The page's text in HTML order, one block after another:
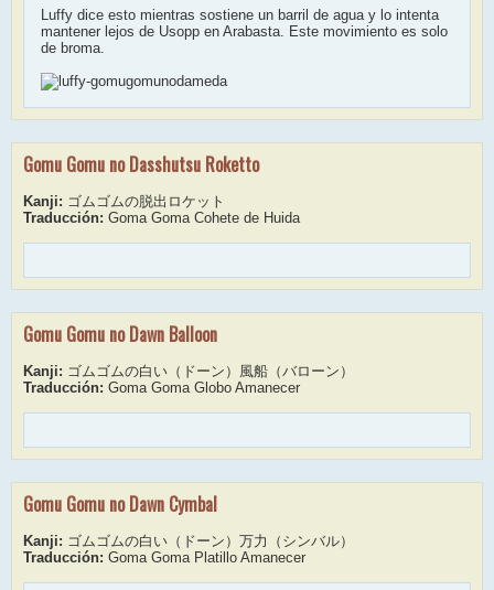
Luffy dice esto mientras sostiene un barril de agua y lo intenta
mantener lejos de Usopp en Arabasta. Este movimiento es solo
de broma.
Gomu Gomu no Dasshutsu Roketto
Kanji: ゴムゴムの脱出ロケット
Traducción: Goma Goma Cohete de Huida
Gomu Gomu no Dawn Balloon
Kanji: ゴムゴムの白い（ドーン）風船（バローン）
Traducción: Goma Goma Globo Amanecer
Gomu Gomu no Dawn Cymbal
Kanji: ゴムゴムの白い（ドーン）万力（シンバル）
Traducción: Goma Goma Platillo Amanecer